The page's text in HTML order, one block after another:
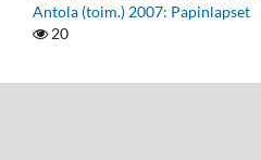
Antola (toim.) 2007: Papinlapset
20